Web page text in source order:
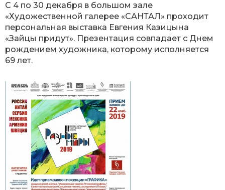
С 4 по 30 декабря в большом зале
«Художественной галерее «САНТАЛ» проходит
персональная выставка Евгения Казицына
«Зайцы придут». Презентация совпадает с Днем
рождением художника, которому исполняется
69 лет.